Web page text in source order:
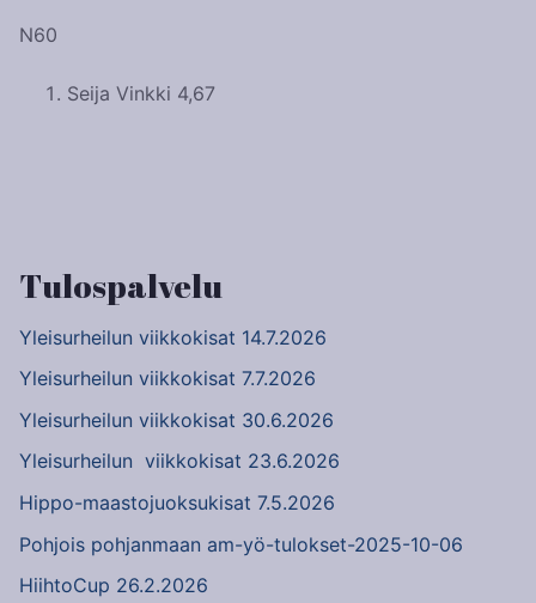
N60
Seija Vinkki 4,67
Tulospalvelu
Yleisurheilun viikkokisat 14.7.2026
Yleisurheilun viikkokisat 7.7.2026
Yleisurheilun viikkokisat 30.6.2026
Yleisurheilun viikkokisat 23.6.2026
Hippo-maastojuoksukisat 7.5.2026
Pohjois pohjanmaan am-yö-tulokset-2025-10-06
HiihtoCup 26.2.2026